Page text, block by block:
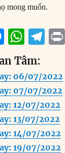
mong muốn.
M
ss
e
n
g
er
W
h
at
s
A
p
p
T
e
g
r
a
m
Tâm:
06/07/2022
07/07/2022
12/07/2022
13/07/2022
14/07/2022
19/07/2022